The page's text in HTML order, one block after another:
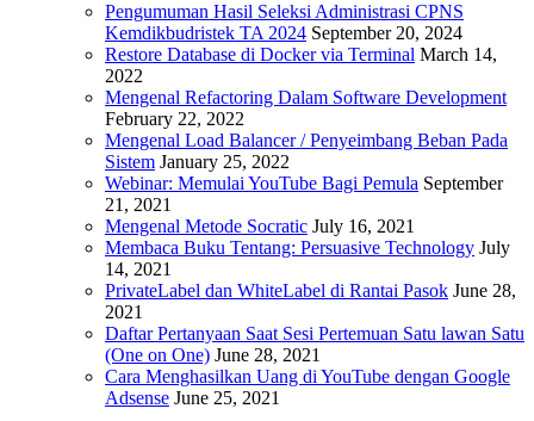
Pengumuman Hasil Seleksi Administrasi CPNS
Kemdikbudristek TA 2024 September 20, 2024
Restore Database di Docker via Terminal March 14,
2022
Mengenal Refactoring Dalam Software Development
February 22, 2022
Mengenal Load Balancer / Penyeimbang Beban Pada
Sistem January 25, 2022
Webinar: Memulai YouTube Bagi Pemula September
21, 2021
Mengenal Metode Socratic July 16, 2021
Membaca Buku Tentang: Persuasive Technology July
14, 2021
PrivateLabel dan WhiteLabel di Rantai Pasok June 28,
2021
Daftar Pertanyaan Saat Sesi Pertemuan Satu lawan Satu
(One on One) June 28, 2021
Cara Menghasilkan Uang di YouTube dengan Google
Adsense June 25, 2021